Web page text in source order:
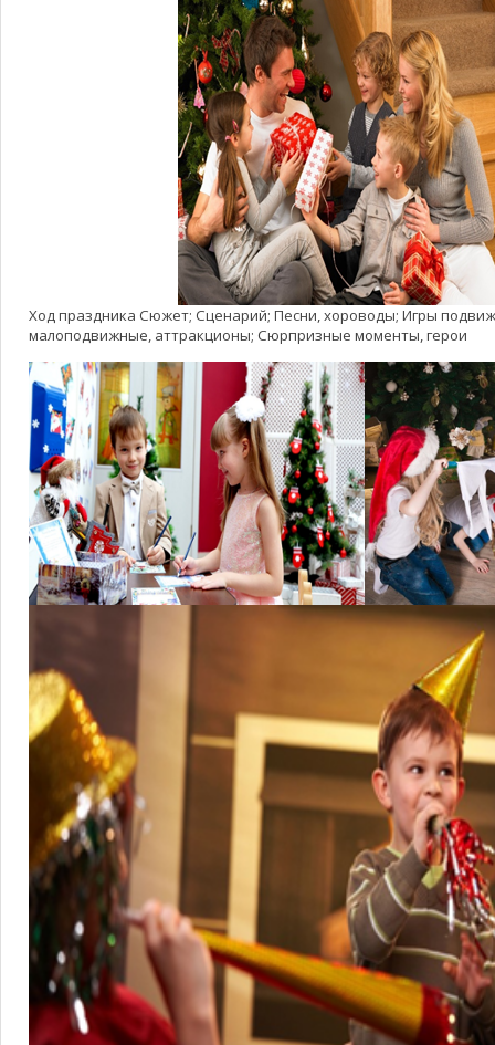
Ход праздника Сюжет; Сценарий; Песни, хороводы; Игры
малоподвижные, аттракционы; Сюрпризные моменты, герои